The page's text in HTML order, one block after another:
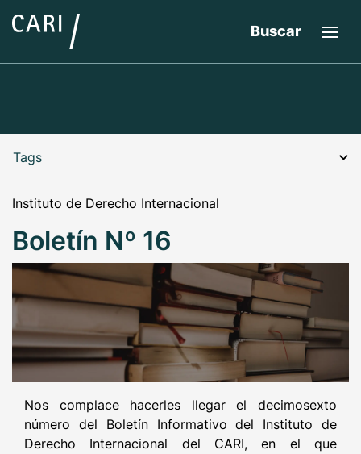
Buscar
Instituto de Derecho Internacional
Boletín Nº 16
Nos complace hacerles llegar el decimosexto
número del Boletín Informativo del Instituto de
Derecho Internacional del CARI, en el que
Tags